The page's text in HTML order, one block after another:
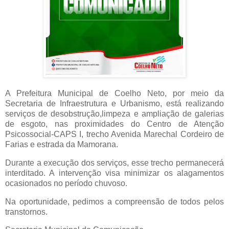
A Prefeitura Municipal de Coelho Neto, por meio da
Secretaria de Infraestrutura e Urbanismo, está realizando
serviços de desobstrução,limpeza e ampliação de gal erias
de esgoto, nas proximidades do Centro de Atenção
Psicossocial-CAPS I, trecho Avenida Marechal Cordeiro de
Farias e estrada da Mamorana.
Durante a execução dos serviços, esse trecho permanecerá
interditado. A intervenção visa minimizar os alagamentos
ocasionados no período chuvoso.
Na oportunidade, pedimos a compreensão de todos pelos
transtornos.